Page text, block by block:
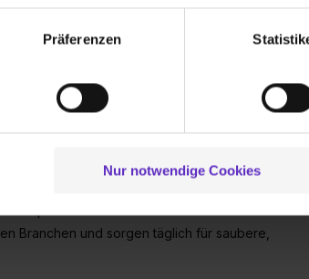
Funktion unserer Webseite
zu speichern ( „Präferenzen“), die Zugriffe
zu deiner Verwendung unserer Website an
möglicherweise mit weiteren Daten
separaten Aktivierung von „Social Media und
noch im Einzelfall bei dem jeweiligen
deine Auswahl über die Checkboxen und
Präferenzen
Nur notwendige Cookies
und Facility Services. Seit unserer
unserer Arbeit. Mit einem
Branchen und sorgen täglich für saubere,